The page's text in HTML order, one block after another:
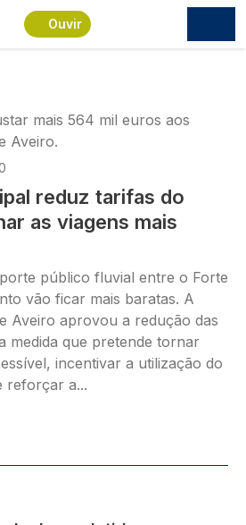
principal
Ouvir
reduz tarifas do
as viagens mais
público fluvial entre o Forte
vão ficar mais baratas. A
Aveiro aprovou a redução das
medida que pretende tornar
incentivar a utilização do
reforçar a...